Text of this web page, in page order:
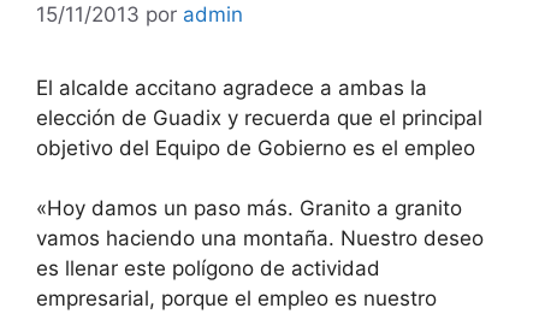
15/11/2013 por admin
El alcalde accitano agradece a ambas la
elección de Guadix y recuerda que el principal
objetivo del Equipo de Gobierno es el empleo
«Hoy damos un paso más. Granito a granito
vamos haciendo una montaña. Nuestro deseo
es llenar este polígono de actividad
empresarial, porque el empleo es nuestro